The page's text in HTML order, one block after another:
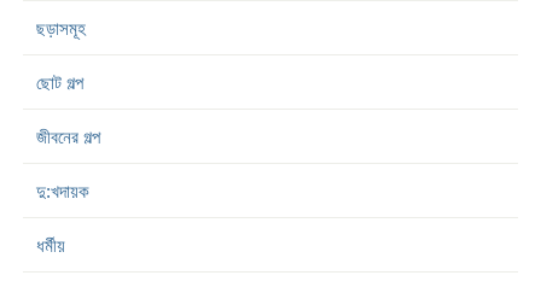
ছড়াসমূহ
ছোট গল্প
জীবনের গল্প
দু:খদায়ক
ধর্মীয়